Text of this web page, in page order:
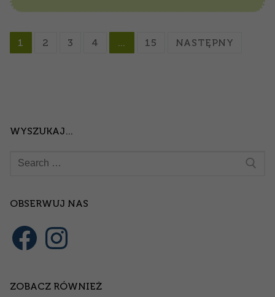
1 2 3 4 … 15 NASTĘPNY
WYSZUKAJ…
OBSERWUJ NAS
ZOBACZ RÓWNIEŻ